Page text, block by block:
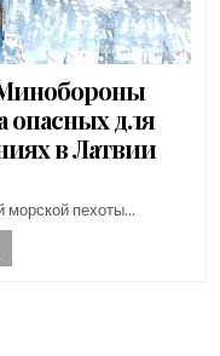
опасных для
в Латвии
морской пехоты…